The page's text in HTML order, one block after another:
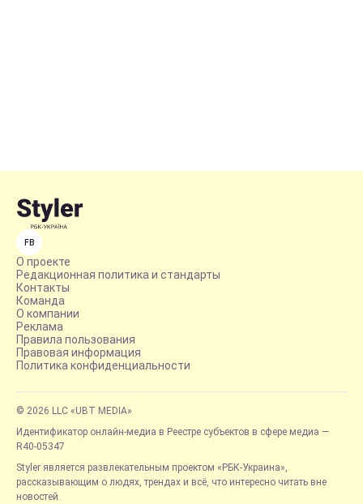
FB
О проекте
Редакционная политика и стандарты
Контакты
Команда
О компании
Реклама
Правила пользования
Правовая информация
Политика конфиденциальности
© 2026 LLC «UBT MEDIA»
Идентификатор онлайн-медиа в Реестре субъектов в сфере медиа —
R40-05347
Styler является развлекательным проектом «РБК-Украина»,
рассказывающим о людях, трендах и всё, что интересно читать вне
новостей.